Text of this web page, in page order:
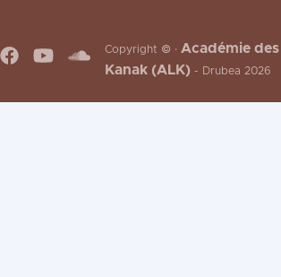
Copyright © ·Académie
Kanak (ALK) - Drubea 2026